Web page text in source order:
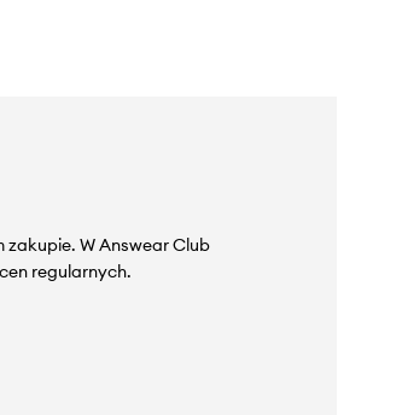
zakupie. W Answear Club
regularnych.